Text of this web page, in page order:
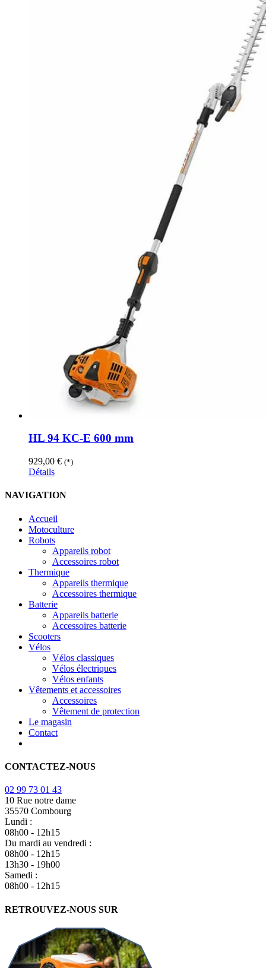
HL 94 KC-E 600 mm
929,00 € (*)
Détails
NAVIGATION
Accueil
Motoculture
Robots
Appareils robot
Accessoires robot
Thermique
Appareils thermique
Accessoires thermique
Batterie
Appareils batterie
Accessoires batterie
Scooters
Vélos
Vélos classiques
Vélos électriques
Vélos enfants
Vêtements et accessoires
Accessoires
Vêtement de protection
Le magasin
Contact
CONTACTEZ-NOUS
02 99 73 01 43
10 Rue notre dame
35570 Combourg
Lundi :
08h00 - 12h15
Du mardi au vendredi :
08h00 - 12h15
13h30 - 19h00
Samedi :
08h00 - 12h15
RETROUVEZ-NOUS SUR